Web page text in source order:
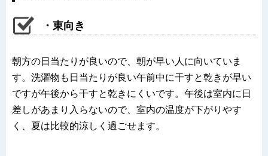
・東向き
朝方の日当たりが良いので、朝が早い人に向いていま
す。洗濯物も日当たりが良い午前中に干すと乾きが早い
ですが午後から干すと乾きにくいです。午後は室内に日
差しがあまり入らないので、室内の温度が下がりやす
く、夏は比較的涼しく過ごせます。